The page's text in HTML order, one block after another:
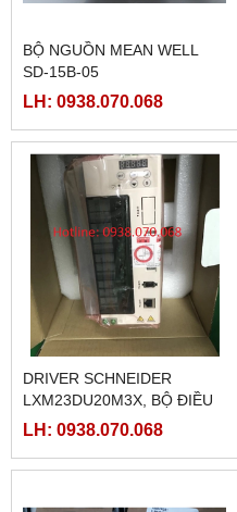
BỘ NGUỒN MEAN WELL
SD-15B-05
LH: 0938.070.068
DRIVER SCHNEIDER
LXM23DU20M3X, BỘ ĐIỀU
KHIỂN SERVO
LH: 0938.070.068